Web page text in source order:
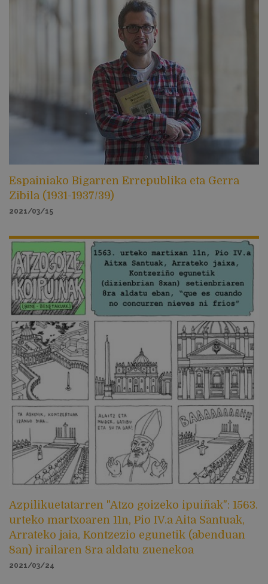
Espainiako Bigarren Errepublika eta Gerra
Zibila (1931-1937/39)
2021/03/15
Azpilikuetatarren "Atzo goizeko ipuiñak": 1563.
urteko martxoaren 11n, Pio IV.a Aita Santuak,
Arrateko jaia, Kontzezio egunetik (abenduan
8an) irailaren 8ra aldatu zuenekoa
2021/03/24